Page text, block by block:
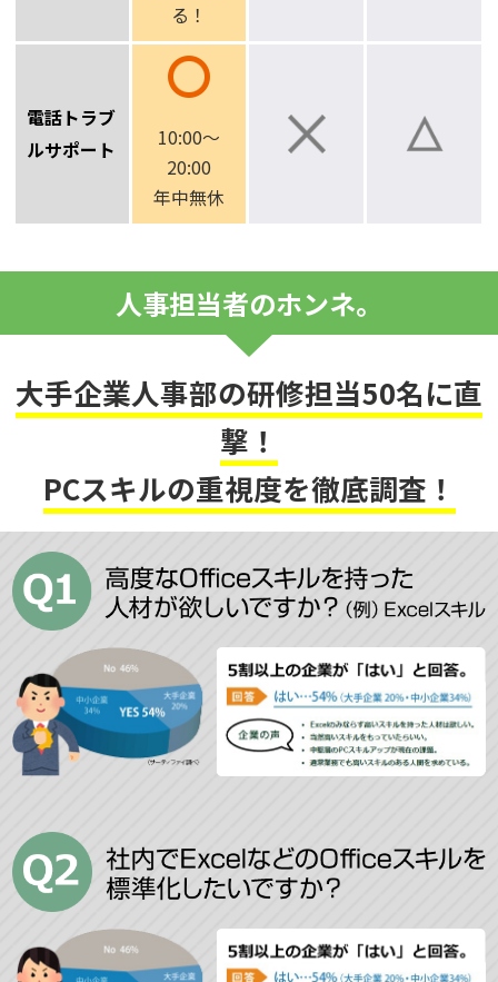
る！
電話トラブ
ルサポート
10:00～
20:00
年中無休
人事担当者のホンネ。
大手企業人事部の研修担当50名に直
撃！
PCスキルの重視度を徹底調査！